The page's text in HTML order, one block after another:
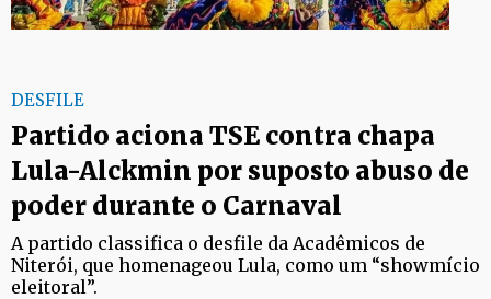
DESFILE
Partido aciona TSE contra chapa
Lula-Alckmin por suposto abuso de
poder durante o Carnaval
A partido classifica o desfile da Acadêmicos de
Niterói, que homenageou Lula, como um “showmício
eleitoral”.